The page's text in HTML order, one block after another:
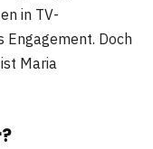
in TV-
Engagement. Doch
Maria